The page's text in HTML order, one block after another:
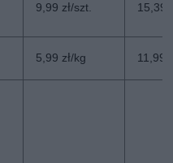
9,99 zł/szt. 15,39
5,99 zł/kg 11,99